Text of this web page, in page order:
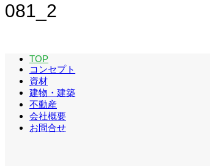
081_2
TOP
コンセプト
資材
建物・建築
不動産
会社概要
お問合せ